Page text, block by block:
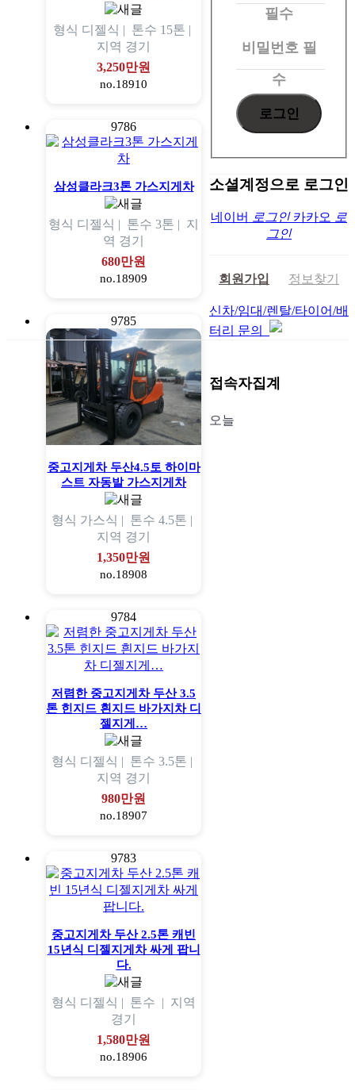
형식 디젤식 | 톤수 15톤 |
지역 경기
3,250만원
no.18910
9786
삼성클라크3톤 가스지게차
형식 디젤식 | 톤수 3톤 | 지
역 경기
680만원
no.18909
9785
중고지게차 두산4.5토 하이마
스트 자동발 가스지게차
형식 가스식 | 톤수 4.5톤 |
지역 경기
1,350만원
no.18908
9784
저렴한 중고지게차 두산 3.5
톤 힌지드 흰지드 바가지차 디
젤지게…
형식 디젤식 | 톤수 3.5톤 |
지역 경기
980만원
no.18907
9783
중고지게차 두산 2.5톤 캐빈
15년식 디젤지게차 싸게 팝니
다.
형식 디젤식 | 톤수 | 지역
경기
1,580만원
no.18906
필수
비밀번호 필
수
소셜계정으로 로그인
네이버 로그인 카카오 로
그인
회원가입 정보찾기
신차/임대/렌탈/타이어/배
터리 문의
접속자집계
오늘